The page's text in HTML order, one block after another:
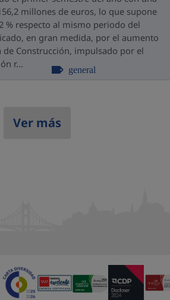
millones de euros, lo que supone
% respecto al mismo periodo del
en gran medida, por el aumento
de Construcción, impulsado por el
r...
general
Ver más